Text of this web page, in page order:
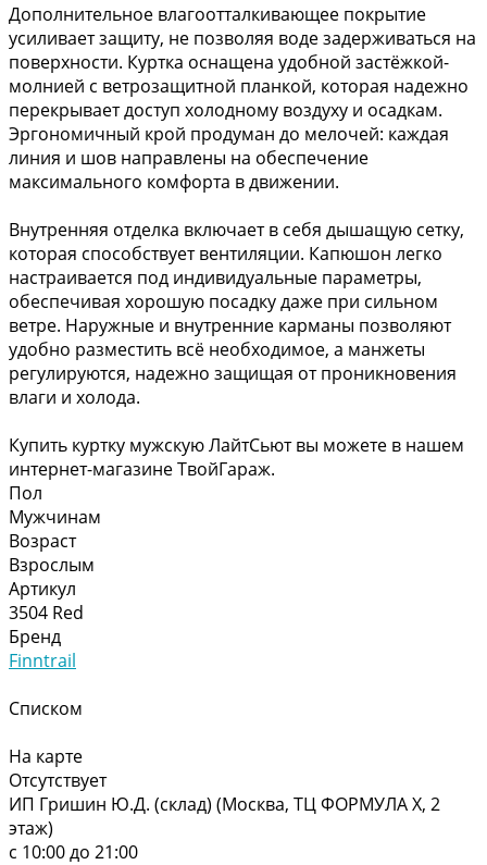
Дополнительное влагоотталкивающее покрытие
усиливает защиту, не позволяя воде задерживаться на
поверхности. Куртка оснащена удобной застёжкой-
молнией с ветрозащитной планкой, которая надежно
перекрывает доступ холодному воздуху и осадкам.
Эргономичный крой продуман до мелочей: каждая
линия и шов направлены на обеспечение
максимального комфорта в движении.
Внутренняя отделка включает в себя дышащую сетку,
которая способствует вентиляции. Капюшон легко
настраивается под индивидуальные параметры,
обеспечивая хорошую посадку даже при сильном
ветре. Наружные и внутренние карманы позволяют
удобно разместить всё необходимое, а манжеты
регулируются, надежно защищая от проникновения
влаги и холода.
Купить куртку мужскую ЛайтСьют вы можете в нашем
интернет-магазине ТвойГараж.
Пол
Мужчинам
Возраст
Взрослым
Артикул
3504 Red
Бренд
Finntrail
Списком
На карте
Отсутствует
ИП Гришин Ю.Д. (склад) (Москва, ТЦ ФОРМУЛА Х, 2
этаж)
с 10:00 до 21:00